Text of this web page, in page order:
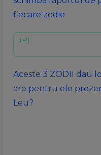
fiecare zodie
Aceste 3 ZODII dau
are pentru ele
Leu?